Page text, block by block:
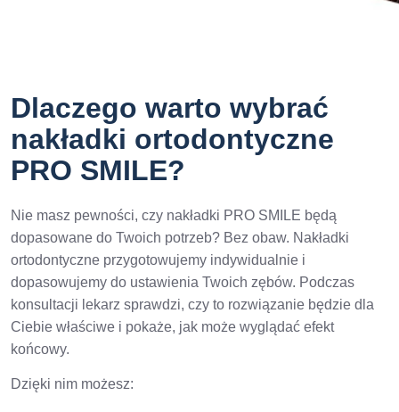
Dlaczego warto wybrać
nakładki ortodontyczne
PRO SMILE?
Nie masz pewności, czy nakładki PRO SMILE będą
dopasowane do Twoich potrzeb? Bez obaw. Nakładki
ortodontyczne przygotowujemy indywidualnie i
dopasowujemy do ustawienia Twoich zębów. Podczas
konsultacji lekarz sprawdzi, czy to rozwiązanie będzie dla
Ciebie właściwe i pokaże, jak może wyglądać efekt
końcowy.
Dzięki nim możesz: